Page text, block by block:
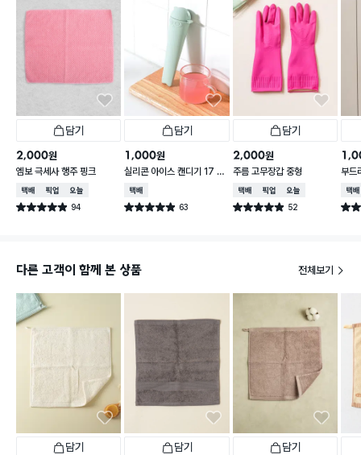
담기
2,000원
엠보 극세사 행주 핑크
택배배송매장픽업오늘배송
별점 4.9점 94
건 작성
담기
1,000원
실리콘 아이스 캔디기 17 X
4 cm
택배배송
별점 4.9점 63
건 작성
담기
2,000원
주름 고무장갑 중형
택배배송매장픽업오늘배송
별점 4.9점 52
건 작성
부드
0
택배
별점
다른 고객이 함께 본 상품 전체보기
담기 담기 담기